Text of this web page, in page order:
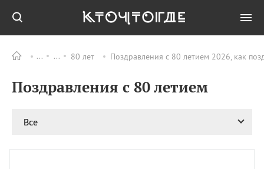
80 лет Поздравления с 80 летием 2026, как
Поздравления с 80 летием
Все
ПРАЗДНИКИ Все
09.08
День памяти жертв
атомной